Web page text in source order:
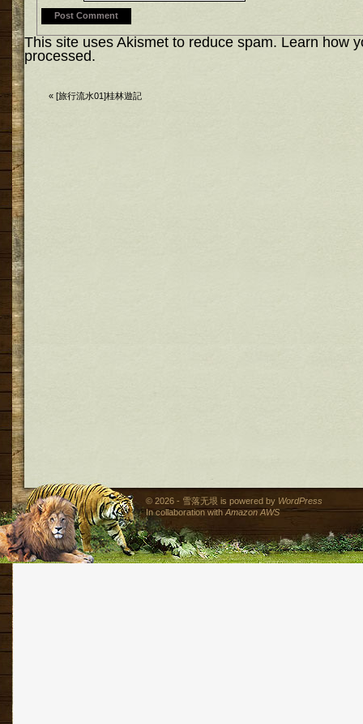
This site uses Akismet to reduce spam. Learn how
processed.
« [旅行流水01]桂林遊記
© 2026 - 雪落无垠 is powered by WordPress
In collaboration withAmazon AWS